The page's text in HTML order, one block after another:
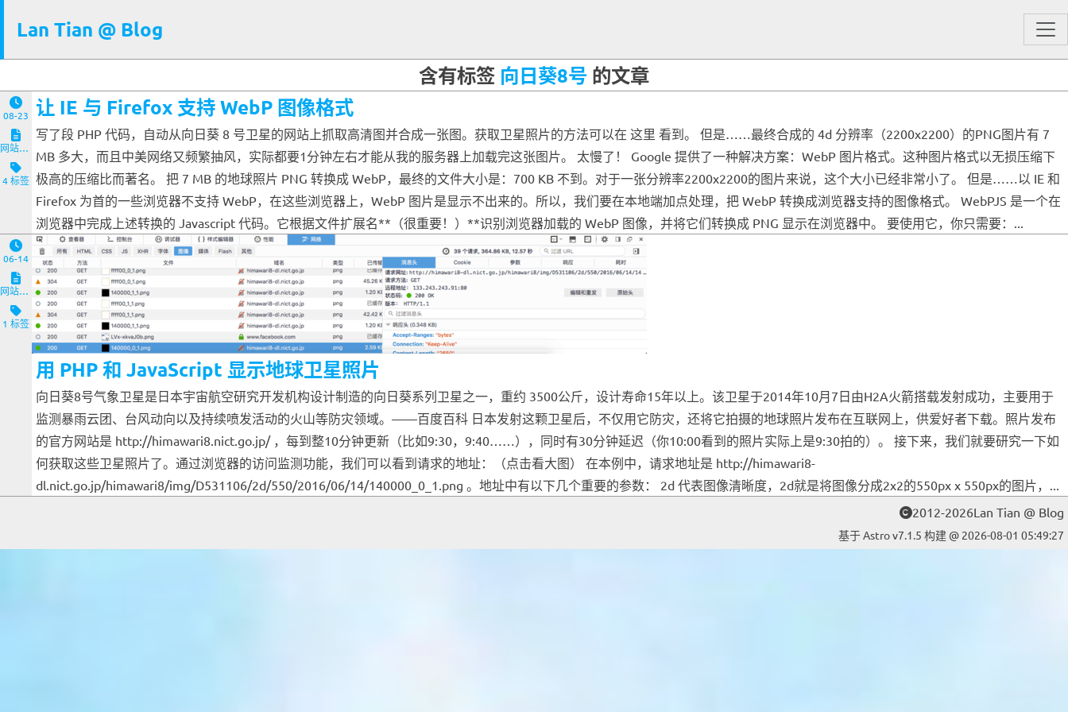
Lan Tian @ Blog
含有标签 向日葵8号 的文章
08-23
网站与服务端
4 标签
让 IE 与 Firefox 支持 WebP 图像格式
写了段 PHP 代码，自动从向日葵 8 号卫星的网站上抓取高清图并合成一张图。获取卫星照片的方法可以在 这里 看到。 但是……最终合成的 4d 分辨率（2200x2200）的PNG图片有 7
MB 多大，而且中美网络又频繁抽风，实际都要1分钟左右才能从我的服务器上加载完这张图片。 太慢了！ Google 提供了一种解决方案：WebP 图片格式。这种图片格式以无损压缩下
极高的压缩比而著名。 把 7 MB 的地球照片 PNG 转换成 WebP，最终的文件大小是：700 KB 不到。对于一张分辨率2200x2200的图片来说，这个大小已经非常小了。 但是……以 IE 和
Firefox 为首的一些浏览器不支持 WebP，在这些浏览器上，WebP 图片是显示不出来的。所以，我们要在本地端加点处理，把 WebP 转换成浏览器支持的图像格式。 WebPJS 是一个在
浏览器中完成上述转换的 Javascript 代码。它根据文件扩展名**（很重要！）**识别浏览器加载的 WebP 图像，并将它们转换成 PNG 显示在浏览器中。 要使用它，你只需要：...
06-14
网站与服务端
1 标签
用 PHP 和 JavaScript 显示地球卫星照片
向日葵8号气象卫星是日本宇宙航空研究开发机构设计制造的向日葵系列卫星之一，重约 3500公斤，设计寿命15年以上。该卫星于2014年10月7日由H2A火箭搭载发射成功，主要用于
监测暴雨云团、台风动向以及持续喷发活动的火山等防灾领域。——百度百科 日本发射这颗卫星后，不仅用它防灾，还将它拍摄的地球照片发布在互联网上，供爱好者下载。照片发布
的官方网站是 http://himawari8.nict.go.jp/ ，每到整10分钟更新（比如9:30，9:40……），同时有30分钟延迟（你10:00看到的照片实际上是9:30拍的）。 接下来，我们就要研究一下如
何获取这些卫星照片了。通过浏览器的访问监测功能，我们可以看到请求的地址：（点击看大图） 在本例中，请求地址是 http://himawari8-
dl.nict.go.jp/himawari8/img/D531106/2d/550/2016/06/14/140000_0_1.png 。地址中有以下几个重要的参数： 2d 代表图像清晰度，2d就是将图像分成2x2的550px x 550px的图片，...
2012-2026Lan Tian @ Blog
基于 Astro v7.1.5 构建 @ 2026-08-01 05:49:27